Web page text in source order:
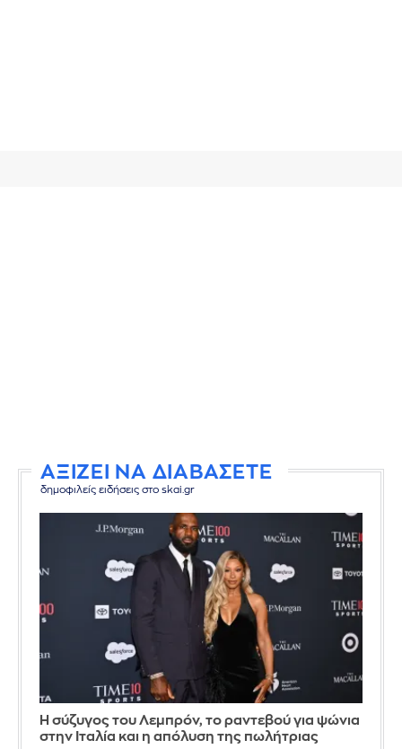
ΑΞΙΖΕΙ ΝΑ ΔΙΑΒΑΣΕΤΕ
δημοφιλείς ειδήσεις στο skai.gr
Η σύζυγος του Λεμπρόν, το ραντεβού για ψώνια
στην Ιταλία και η απόλυση της πωλήτριας